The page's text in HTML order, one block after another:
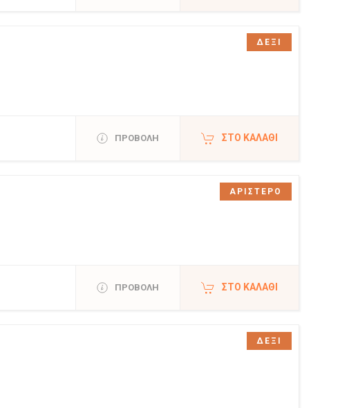
ΠΡΟΒΟΛΗ ΣΤΟ ΚΑΛΆΘΙ
ΔΕΞΙ
ΠΡΟΒΟΛΗ ΣΤΟ ΚΑΛΆΘΙ
ΑΡΙΣΤΕΡΟ
ΔΕΞΙ